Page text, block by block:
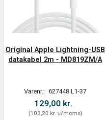
Original Apple Lightning-USB
datakabel 2m - MD819ZM/A
Varenr.: 627448 L1-37
129,00 kr.
(103,20 kr. u/moms)